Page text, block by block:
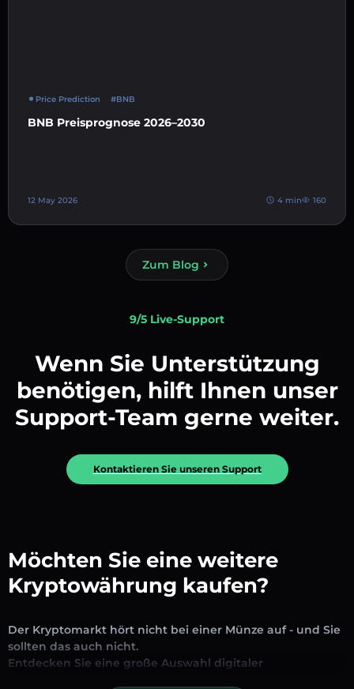
Price Prediction #BNB
BNB Preisprognose 2026–2030
12 May 2026 4 min 160
Zum Blog
9/5 Live-Support
Wenn Sie Unterstützung
benötigen, hilft Ihnen unser
Support-Team gerne weiter.
Kontaktieren Sie unseren Support
Möchten Sie eine weitere
Kryptowährung kaufen?
Der Kryptomarkt hört nicht bei einer Münze auf - und Sie
sollten das auch nicht.
Entdecken Sie eine große Auswahl digitaler